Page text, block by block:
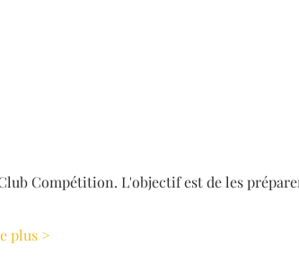
Compétition. L'objectif est de les
plus >